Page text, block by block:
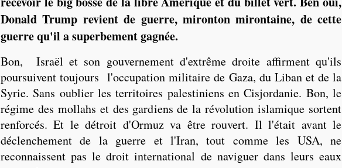
Donald Trump revient de guerre, mironton mirontaine, de cette
guerre qu'il a superbement gagnée.
Bon, Israël et son gouvernement d'extrême droite affirment qu'ils
poursuivent toujours l'occupation militaire de Gaza, du Liban et de la
Syrie. Sans oublier les territoires palestiniens en Cisjordanie. Bon, le
régime des mollahs et des gardiens de la révolution islamique sortent
renforcés. Et le détroit d'Ormuz va être rouvert. Il l'était avant le
déclenchement de la guerre et l'Iran, tout comme les USA, ne
reconnaissent pas le droit international de naviguer dans leurs eaux